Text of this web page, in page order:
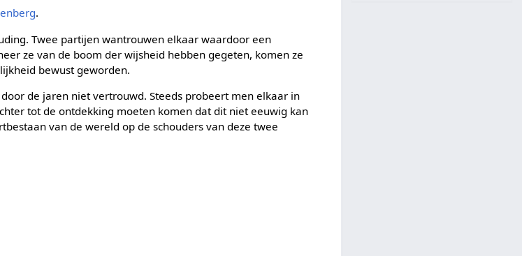
.
Twee partijen wantrouwen elkaar waardoor een
ze van de boom der wijsheid hebben gegeten, komen ze
bewust geworden.
de jaren niet vertrouwd. Steeds probeert men elkaar in
tot de ontdekking moeten komen dat dit niet eeuwig kan
van de wereld op de schouders van deze twee